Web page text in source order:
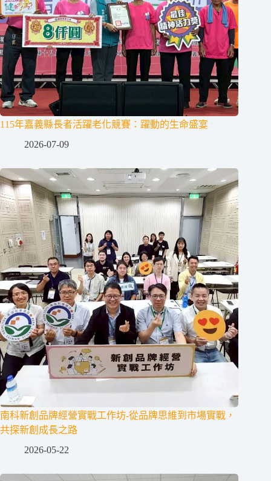
115年嘉義縣長者活躍老化競賽：躍動的生命盛宴
2026-07-09
南科新創品牌經營實戰工作坊-從品牌思維到市場實戰，
共探新創成長之路
2026-05-22